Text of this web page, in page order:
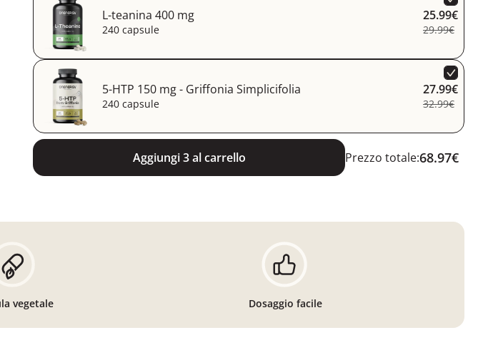
L-teanina 400 mg
240 capsule
25.99€
29.99€
5-HTP 150 mg - Griffonia Simplicifolia
240 capsule
27.99€
32.99€
Aggiungi 3 al carrello Prezzo totale:68.97€
vegetale Dosaggio facile